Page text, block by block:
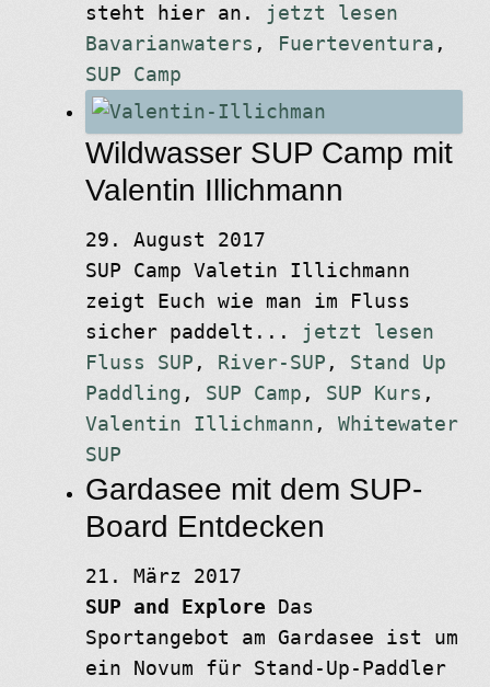
steht hier an.
jetzt lesen
Bavarianwaters , Fuerteventura ,
SUP Camp
Wildwasser SUP Camp mit
Valentin Illichmann
29. August 2017
SUP Camp Valetin Illichmann
zeigt Euch wie man im Fluss
sicher paddelt...
jetzt lesen
Fluss SUP , River-SUP , Stand Up
Paddling , SUP Camp , SUP Kurs ,
Valentin Illichmann , Whitewater
SUP
Gardasee mit dem SUP-
Board Entdecken
21. März 2017
SUP and ExploreDas
Sportangebot am Gardasee ist um
ein Novum für Stand-Up-Paddler